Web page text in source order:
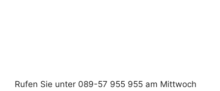
Rufen Sie unter 089-57 955 955 am Mittwoch